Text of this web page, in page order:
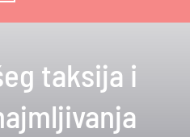
taksija i